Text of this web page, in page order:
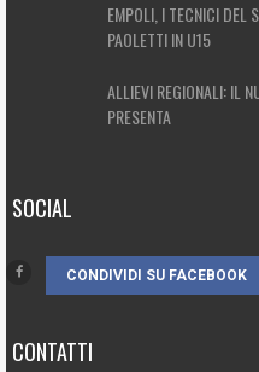
EMPOLI, I TECNICI DEL
PAOLETTI IN U15
ALLIEVI REGIONALI: IL
PRESENTA
SOCIAL
CONDIVIDI SU FACEBOOK
CONTATTI